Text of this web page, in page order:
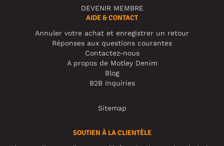
DEVENIR MEMBRE
AIDE & CONTACT
Annuler votre achat et enregistrer un retour
Réponses aux questions courantes
Contactez-nous
A propos de Motley Denim
Blog
B2B Inquiries
Sitemap
SOUTIEN À LA CLIENTÈLE